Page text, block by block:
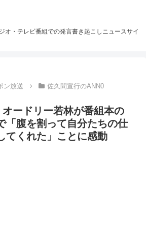
オ・テレビ番組での発言書き起こしニュースサイ
ン放送 佐久間宣行のANN0
ードリー若林が番組本の
「腹を割って自分たちの仕
てくれた」ことに感動